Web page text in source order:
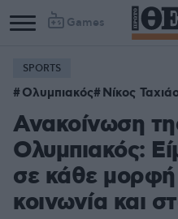
Games
SPORTS
Ολυμπιακός Νίκος
Ανακοίνωση
Ολυμπιακός:
σε κάθε μορφή
κοινωνία και